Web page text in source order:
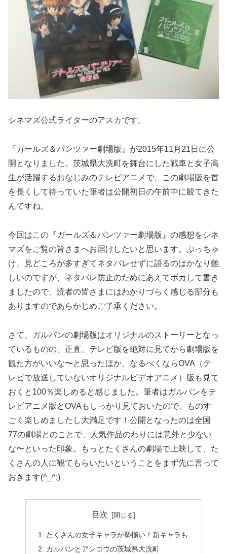
シネマズ公式ライターのアスカです。
『ガールズ＆パンツァー劇場版』が2015年11月21日に公
開となりました。茨城県大洗町を舞台にした戦車と女子高
生が活躍するおなじみのテレビアニメで、この劇場版を首
を長くして待っていた筆者は公開初日の午前中に観てきた
んですね。
今回はこの『ガールズ＆パンツァー劇場版』の感想をシネ
マズをご覧の皆さまへお届けしたいと思います。ぶっちゃ
け、見どころが多すぎてネタバレせずに語るのはかなり難
しいのですが、ネタバレ防止のためにあえてボカして書き
ましたので、読者の皆さまにはわかりづらく感じる部分も
ありますのであらかじめご了承ください。
さて、ガルパンの劇場版はオリジナルのストーリーとなっ
ているものの、正直、テレビ版を絶対に見てから劇場版を
観た方がいいな〜と思ったほか、なるべくならOVA（テ
レビで放送していないオリジナルビデオアニメ）版も見て
おくと100％楽しめると感じました。筆者はガルパンをテ
レビアニメ版とOVAもしっかり見ておいたので、ものす
ごく楽しめましたし大満足です！公開となったのは全国
77の劇場とのことで、人気作品のわりには意外と少ない
な〜といった印象。もっとたくさんの劇場で上映して、た
くさんの人に観てもらいたいということをまず先に言って
おきます(^_^;)
目次
たくさんの女子キャラが勢揃い！新キャラも
ガルパンとアンコウの茨城県大洗町